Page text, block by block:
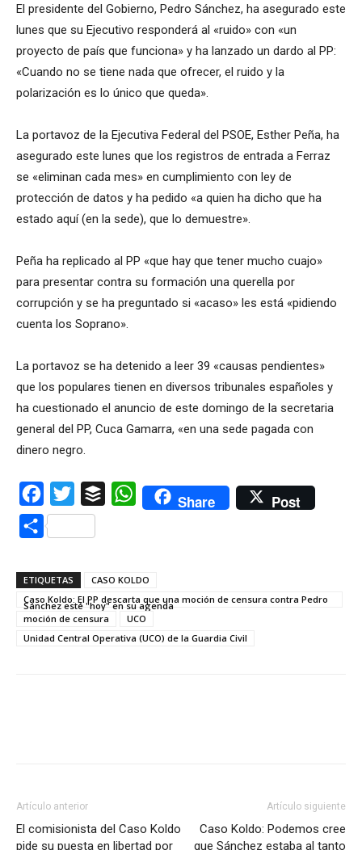
El presidente del Gobierno, Pedro Sánchez, ha asegurado este
lunes que su Ejecutivo responderá al «ruido» con «un
proyecto de país que funciona» y ha lanzado un dardo al PP:
«Cuando no se tiene nada que ofrecer, el ruido y la
polarización es lo único que queda».
La portavoz de la Ejecutiva Federal del PSOE, Esther Peña, ha
asegurado este lunes que los registros de entrada a Ferraz
se «eliminan cada mes» en cumplimiento con ley de
protección de datos y ha pedido «a quien ha dicho que ha
estado aquí (en la sede), que lo demuestre».
Peña ha replicado al PP «que hay que tener mucho cuajo»
para presentar contra su formación una querella por
corrupción y se ha preguntado si «acaso» les está «pidiendo
cuenta los Soprano».
La portavoz se ha detenido a leer 39 «causas pendientes»
que los populares tienen en diversos tribunales españoles y
ha cuestionado el anuncio de este domingo de la secretaria
general del PP, Cuca Gamarra, «en una sede pagada con
dinero negro.
Facebook
Twitter Buffer WhatsAppShare Post
Compartir
ETIQUETAS
CASO KOLDO
Caso Koldo: El PP descarta que una moción de censura contra Pedro
Sánchez esté "hoy" en su agenda
moción de censura
UCO
Unidad Central Operativa (UCO) de la Guardia Civil
Artículo anterior
El comisionista del Caso Koldo
pide su puesta en libertad por
Artículo siguiente
Caso Koldo: Podemos cree
que Sánchez estaba al tanto